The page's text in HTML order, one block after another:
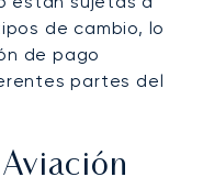
de cambio, lo
de pago
partes del